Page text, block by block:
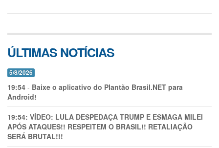
ÚLTIMAS NOTÍCIAS
5/8/2026
19:54 - Baixe o aplicativo do Plantão Brasil.NET para
Android!
19:54: VÍDEO: LULA DESPEDAÇA TRUMP E ESMAGA MILEI
APÓS ATAQUES!! RESPEITEM O BRASIL!! RETALIAÇÃO
SERÁ BRUTAL!!!